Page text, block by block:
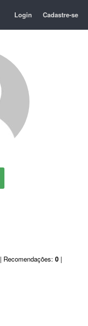
Login Cadastre-se
| Recomendações: 0 |